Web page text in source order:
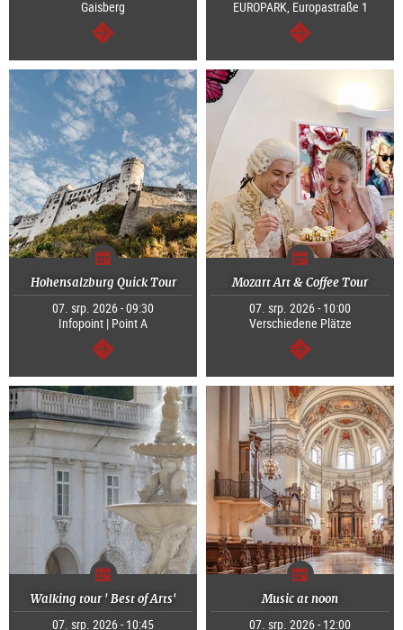
Gaisberg
continue
EUROPARK, Europastraße 1
continue
Hohensalzburg Quick Tour
07. srp. 2026 - 09:30
Infopoint | Point A
continue
Mozart Art & Coffee Tour
07. srp. 2026 - 10:00
Verschiedene Plätze
continue
Walking tour ' Best of Arts'
07. srp. 2026 - 10:45
Music at noon
07. srp. 2026 - 12:00